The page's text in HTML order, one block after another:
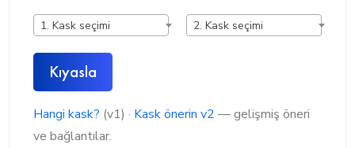
1. Kask seçimi 2. Kask seçimi
Kıyasla
Hangi kask? (v1) · Kask önerin v2 — gelişmiş öneri
ve bağlantılar.